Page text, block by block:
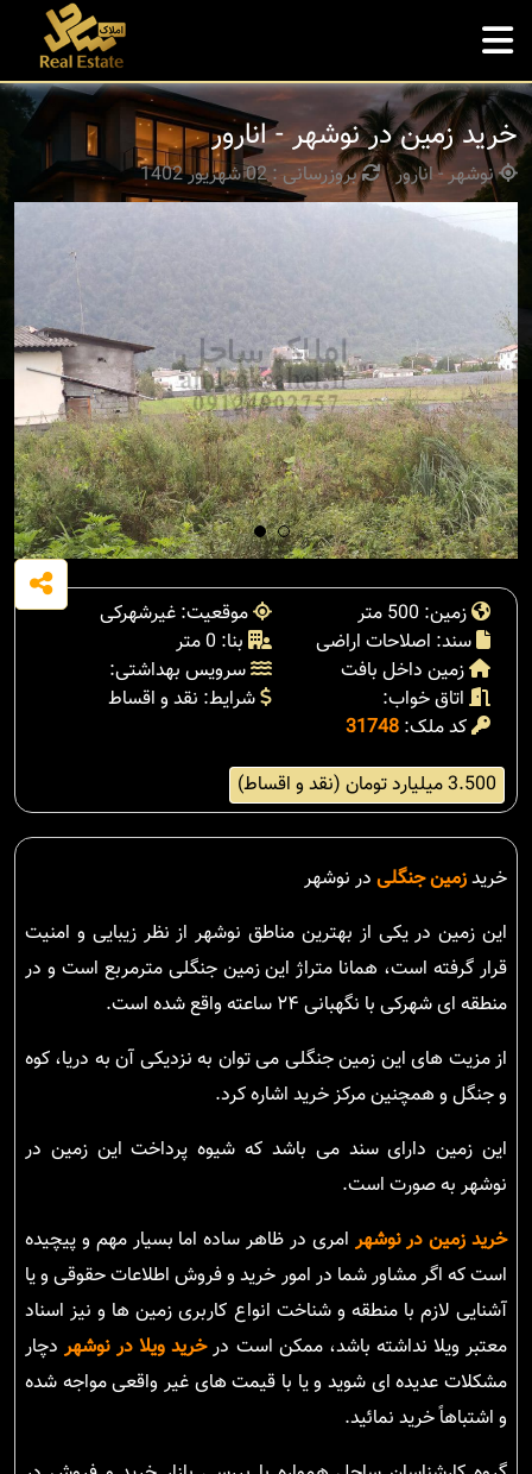
خرید زمین در نوشهر - انارور
نوشهر - انارور بروزرسانی : 02 شهریور 1402
زمین: 500 متر
موقعیت: غیرشهرکی
سند: اصلاحات اراضی
بنا: 0 متر
زمین داخل بافت
سرویس بهداشتی:
اتاق خواب:
شرایط: نقد و اقساط
کد ملک: 31748
3.500 میلیارد تومان (نقد و اقساط)
خریدزمین جنگلی در نوشهر
این زمین در یکی از بهترین مناطق نوشهر از نظر زیبایی و امنیت
قرار گرفته است، همانا متراژ این زمین جنگلی مترمربع است و در
منطقه ای شهرکی با نگهبانی ۲۴ ساعته واقع شده است.
از مزیت های این زمین جنگلی می توان به نزدیکی آن به دریا، کوه
و جنگل و همچنین مرکز خرید اشاره کرد.
این زمین دارای سند می باشد که شیوه پرداخت این زمین در
نوشهر به صورت است.
خرید زمین در نوشهر امری در ظاهر ساده اما بسیار مهم و پیچیده
است که اگر مشاور شما در امور خرید و فروش اطلاعات حقوقی و یا
آشنایی لازم با منطقه و شناخت انواع کاربری زمین ها و نیز اسناد
معتبر ویلا نداشته باشد، ممکن است درخرید ویلا در نوشهردچار
مشکلات عدیده ای شوید و یا با قیمت های غیر واقعی مواجه شده
و اشتباهاً خرید نمائید.